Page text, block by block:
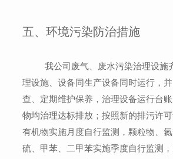
五、环境污染防治措施
我公司废气、废水污染治理设施
理设施、设备同生产设备同时运行，
查、定期维护保养，治理设备运行台
物均治理达标排放；按照新的排污许
有机物实施月度自行监测，颗粒物、
硫、甲苯、二甲苯实施季度自行监测